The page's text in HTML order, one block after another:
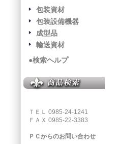
包装資材
包装設備機器
成型品
輸送資材
●検索ヘルプ
ＴＥＬ 0985-24-1241
ＦＡＸ 0985-22-3383
ＰＣからのお問い合わせ